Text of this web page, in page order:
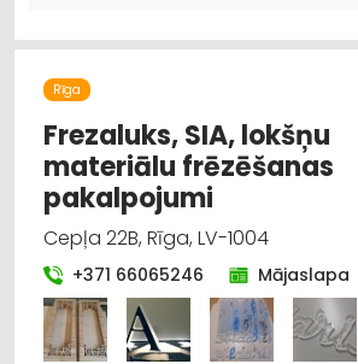
HOBIJA PRECES
SĒKLAS UN STĀDI
DĀRZA TEHNIKA UN INVENTĀRS
Rīga
Frezaluks, SIA, lokšņu
materiālu frēzēšanas
pakalpojumi
Cepļa 22B, Rīga, LV-1004
+371 66065246 Mājaslapa